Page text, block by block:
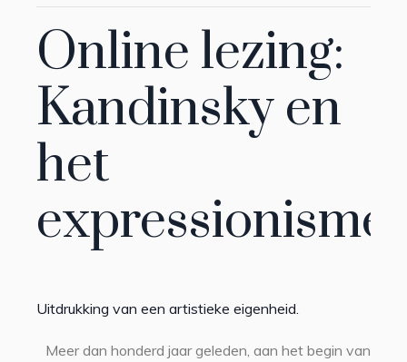
Online lezing:
Kandinsky en
het
expressionisme
Uitdrukking van een artistieke eigenheid.
Meer dan honderd jaar geleden, aan het begin van